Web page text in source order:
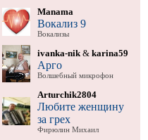
Manama
Вокализ 9
Вокализы
ivanka-nik& karina59
Арго
Волшебный микрофон
Arturchik2804
Любите женщину
за грех
Фирюлин Михаил